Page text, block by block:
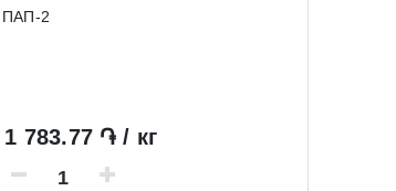
ПАП-2
1 783.77 ֏ / кг